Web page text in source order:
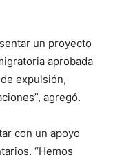
un proyecto
aprobada
expulsión,
agregó.
con un apoyo
“Hemos